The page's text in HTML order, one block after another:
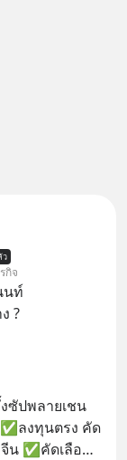
ว
กิจ
นท์
?
ซัปพลายเชน
ลงทุนตรง คัด
น ✅คัดเลือก